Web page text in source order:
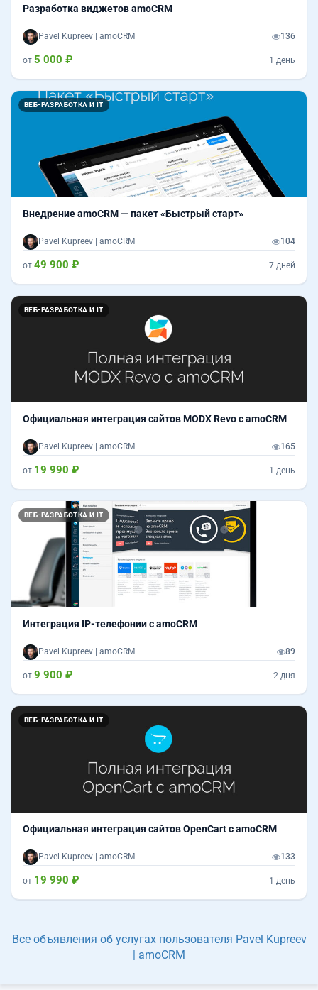
Разработка виджетов amoCRM
Pavel Kupreev | amoCRM 136
от 5 000 ₽ 1 день
ВЕБ-РАЗРАБОТКА И IT
Внедрение amoCRM — пакет «Быстрый старт»
Pavel Kupreev | amoCRM 104
от 49 900 ₽ 7 дней
ВЕБ-РАЗРАБОТКА И IT
Официальная интеграция сайтов MODX Revo с amoCRM
Pavel Kupreev | amoCRM 165
от 19 990 ₽ 1 день
ВЕБ-РАЗРАБОТКА И IT
Интеграция IP-телефонии с amoCRM
Pavel Kupreev | amoCRM 89
от 9 900 ₽ 2 дня
ВЕБ-РАЗРАБОТКА И IT
Официальная интеграция сайтов OpenCart c amoCRM
Pavel Kupreev | amoCRM 133
от 19 990 ₽ 1 день
Все объявления об услугах пользователя Pavel Kupreev
| amoCRM